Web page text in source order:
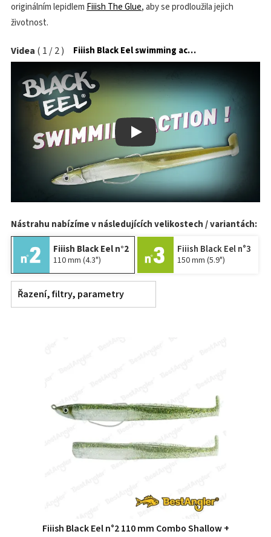
Videa ( 1 /2) Fiiish Black Eel swimming action
Play
originálním lepidlem Fiiish The Glue, aby se prodloužila jejich
životnost.
Nástrahu nabízíme v následujících velikostech / variantách:
Fiiish Black Eel n°2
110 mm (4.3")
Fiiish Black Eel n°3
150 mm (5.9")
Řazení, filtry, parametry
Fiiish Black Eel n°2 110 mm Combo Shallow +